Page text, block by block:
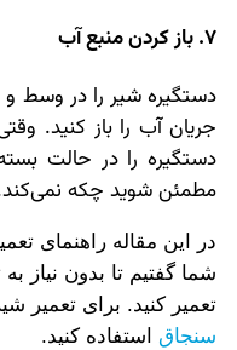
7. باز کردن منبع آب
دستگیره شیر را در وسط و
جریان آب را باز کنید.
دستگیره را در حالت
مطمئن شوید چکه
در این مقاله راهنمای
شما گفتیم تا بدون نیاز
تعمیر کنید. برای تعمیر
سنجاق استفاده کنید.